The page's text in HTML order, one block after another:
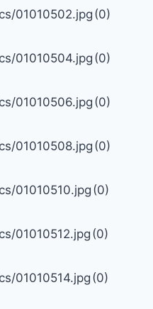
01010502.jpg (0)
01010504.jpg (0)
01010506.jpg (0)
01010508.jpg (0)
01010510.jpg(0)
01010512.jpg (0)
01010514.jpg (0)